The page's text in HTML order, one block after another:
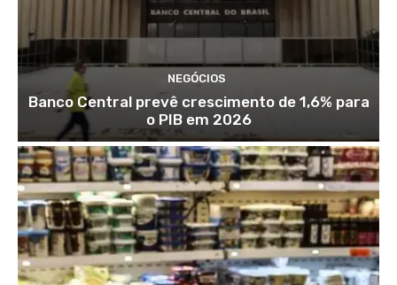
NEGÓCIOS
Banco Central prevê crescimento de 1,6% para
o PIB em 2026